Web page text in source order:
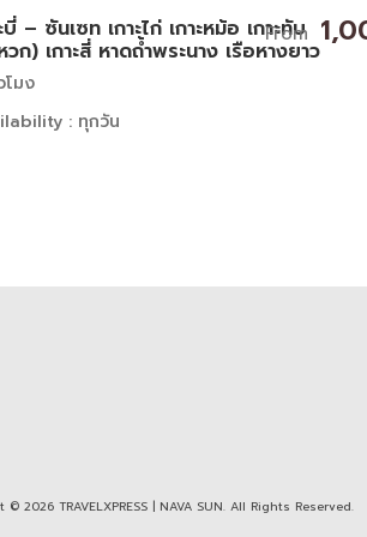
– ซันเซท เกาะไก่ เกาะหม้อ เกาะทับ
วก) เกาะสี่ หาดถ้ำพระนาง เรือหางยาว
From
โมง
: ทุกวัน
© 2026 TRAVELXPRESS | NAVA SUN. All Rights Reserved.